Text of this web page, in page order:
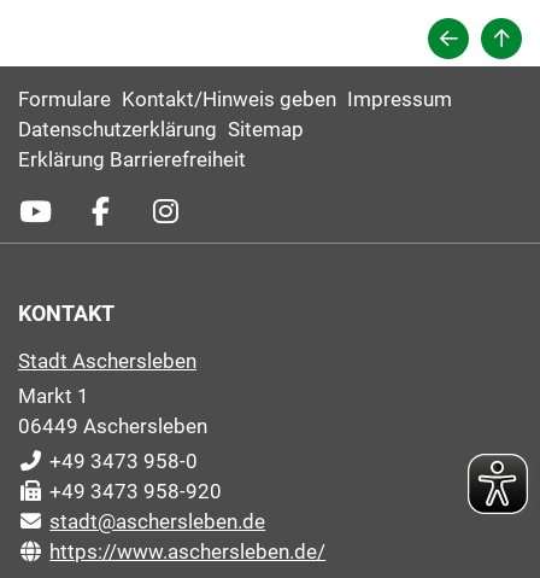
Formulare Kontakt/Hinweis geben Impressum
Datenschutzerklärung Sitemap
Erklärung Barrierefreiheit
KONTAKT
Stadt Aschersleben
Markt 1
06449 Aschersleben
+49 3473 958-0
+49 3473 958-920
stadt@aschersleben.de
https://www.aschersleben.de/